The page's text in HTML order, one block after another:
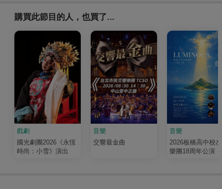
購買此節目的人，也買了...
戲劇
國光劇團2026《永恆
時尚：小雪》演出
音樂
交響最金曲
音樂
2026板橋高中校
樂團18周年公演